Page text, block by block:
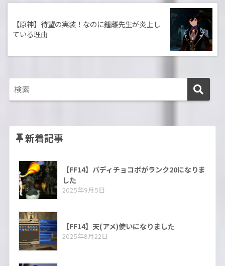
【原神】待望の実装！なのに鍾離先生が炎上し
ている理由
新着記事
【FF14】バディチョコボがランク20になりま
した
2025年9月5日
【FF14】天(アメ)使いになりました
2025年8月22日